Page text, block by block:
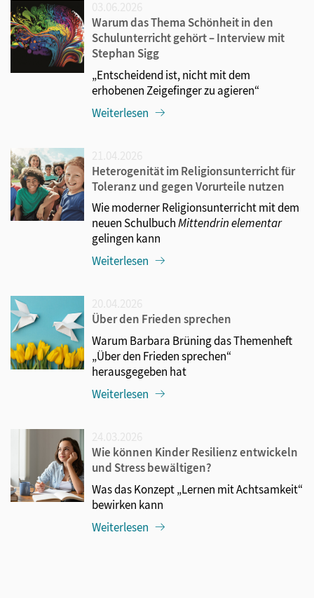
Warum das Thema Schönheit in den
Schulunterricht gehört – Interview mit
Stephan Sigg
„Entscheidend ist, nicht mit dem
erhobenen Zeigefinger zu agieren“
Weiterlesen
Heterogenität im Religionsunterricht für
Toleranz und gegen Vorurteile nutzen
Wie moderner Religionsunterricht mit dem
neuen SchulbuchMittendrin elementar
gelingen kann
Weiterlesen
Über den Frieden sprechen
Warum Barbara Brüning das Themenheft
„Über den Frieden sprechen“
herausgegeben hat
Weiterlesen
Wie können Kinder Resilienz entwickeln
und Stress bewältigen?
Was das Konzept „Lernen mit Achtsamkeit“
bewirken kann
Weiterlesen